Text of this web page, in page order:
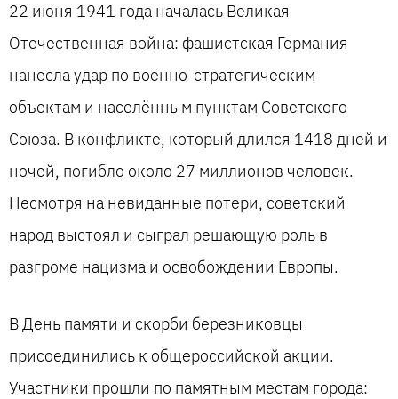
22 июня 1941 года началась Великая
Отечественная война: фашистская Германия
нанесла удар по военно-стратегическим
объектам и населённым пунктам Советского
Союза. В конфликте, который длился 1418 дней и
ночей, погибло около 27 миллионов человек.
Несмотря на невиданные потери, советский
народ выстоял и сыграл решающую роль в
разгроме нацизма и освобождении Европы.
В День памяти и скорби березниковцы
присоединились к общероссийской акции.
Участники прошли по памятным местам города: